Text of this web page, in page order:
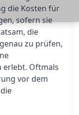
die Kosten für
sofern sie
die
zu prüfen,
erlebt. Oftmals
vor dem